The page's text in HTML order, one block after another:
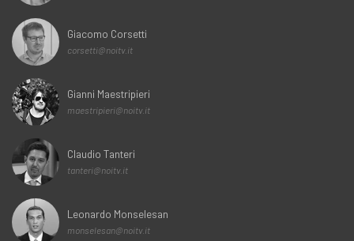
Giacomo Corsetti
corsetti@noitv.it
Gianni Maestripieri
maestripieri@noitv.it
Claudio Tanteri
tanteri@noitv.it
Leonardo Monselesan
monselesan@noitv.it